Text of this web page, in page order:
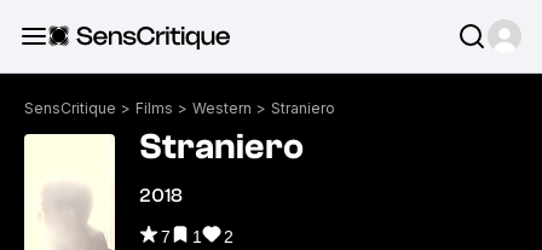
SensCritique > Films > Western > Straniero
Straniero
2018
7 1 2